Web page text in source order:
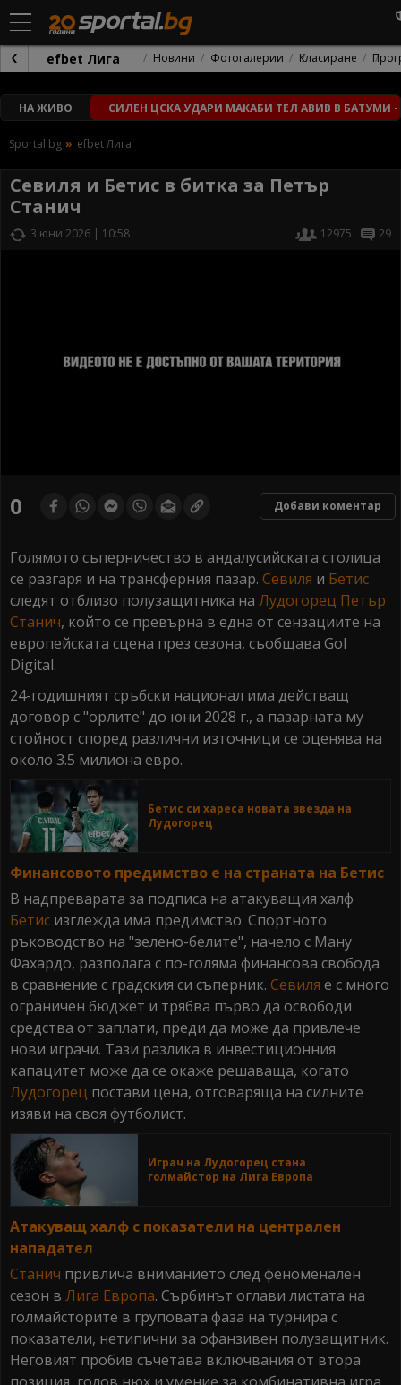
efbet Лига Новини Фотогалерии Класиране
НА ЖИВО СИЛЕН ЦСКА УДАРИ МАКАБИ ТЕЛ АВИВ В БАТУМИ
Sportal.bg efbet Лига
Севиля и Бетис в битка за Петър
Станич
3 юни 2026 | 10:58 12975 29
of0 Добави коментар
Голямото съперничество в андалусийската столица
се разгаря и на трансферния пазар. Севиля и Бетис
следят отблизо полузащитника на Лудогорец Петър
Станич, който се превърна в една от сензациите на
европейската сцена през сезона, съобщава Gol
Digital.
24-годишният сръбски национал има действащ
договор с "орлите" до юни 2028 г., а пазарната му
стойност според различни източници се оценява на
около 3.5 милиона евро.
Бетис си хареса новата звезда на
Лудогорец
Финансовото предимство е на страната на Бетис
В надпреварата за подписа на атакуващия халф
Бетис изглежда има предимство. Спортното
ръководство на "зелено-белите", начело с Ману
Фахардо, разполага с по-голяма финансова свобода
в сравнение с градския си съперник. Севиля е с много
ограничен бюджет и трябва първо да освободи
средства от заплати, преди да може да привлече
нови играчи. Тази разлика в инвестиционния
капацитет може да се окаже решаваща, когато
Лудогорец постави цена, отговаряща на силните
изяви на своя футболист.
Играч на Лудогорец стана
голмайстор на Лига Европа
Атакуващ халф с показатели на централен
нападател
Станич привлича вниманието след феноменален
сезон в Лига Европа. Сърбинът оглави листата на
голмайсторите в груповата фаза на турнира с
показатели, нетипични за офанзивен полузащитник.
Неговият пробив съчетава включвания от втора